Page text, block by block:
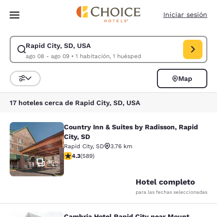
Pasar A Contenido Principal
Iniciar sesión
Rapid City, SD, USA
ago 08 - ago 09• 1 habitación, 1 huésped
Modificar la búsqueda de Rapid City, SD, USA. Fecha de check-in ago
Ordenar y filtrar
Map
17 hoteles cerca de Rapid City, SD, USA
Country Inn & Suites by Radisson,
15
Country Inn & Suites by Radisson, Rapid
City, SD
Rapid City, SD
3.76 km
calificación de 4.33 estrellas. Excelente. 589 reseñas
4.3(589)
Hotel completo
para las fechas seleccionadas